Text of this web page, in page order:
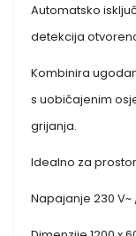
Automatsko
detekcija
Kombinira
s uobičajenim
grijanja.
Idealno za
Napajanje 230